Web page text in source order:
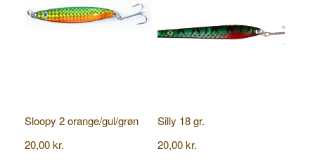
Sloopy 2 orange/gul/grøn
20,00kr.
Silly 18 gr.
20,00kr.